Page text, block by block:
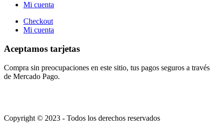
Mi cuenta
Checkout
Mi cuenta
Aceptamos tarjetas
Compra sin preocupaciones en este sitio, tus pagos seguros a través
de Mercado Pago.
Copyright © 2023 - Todos los derechos reservados